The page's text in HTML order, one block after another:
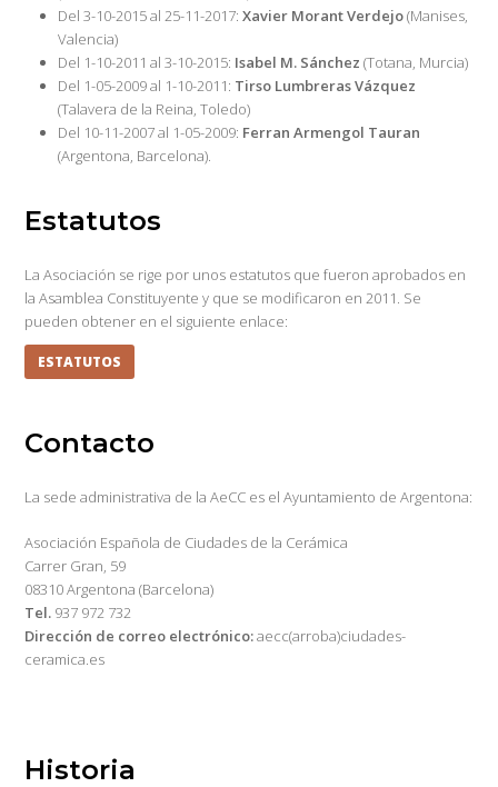
Del 3-10-2015 al 25-11-2017:Xavier Morant Verdejo(Manises,
Valencia)
Del 1-10-2011 al 3-10-2015: Isabel M. Sánchez (Totana, Murcia)
Del 1-05-2009 al 1-10-2011: Tirso Lumbreras Vázquez
(Talavera de la Reina, Toledo)
Del 10-11-2007 al 1-05-2009: Ferran Armengol Tauran
(Argentona, Barcelona).
Estatutos
La Asociación se rige por unos estatutos que fueron aprobados en
la Asamblea Constituyente y que se modificaron en 2011. Se
pueden obtener en el siguiente enlace:
ESTATUTOS
Contacto
La sede administrativa de la AeCC es el Ayuntamiento de Argentona:
Asociación Española de Ciudades de la Cerámica
Carrer Gran, 59
08310 Argentona (Barcelona)
Tel. 937 972 732
Dirección de correo electrónico:aecc(arroba)ciudades-
ceramica.es
Historia